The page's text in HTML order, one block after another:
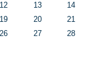
12 13 14
19 20 21
26 27 28